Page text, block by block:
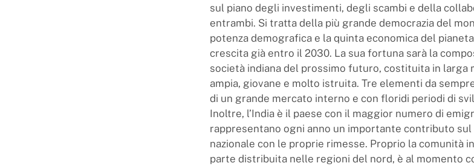
sul piano degli investimenti, degli scambi e della
entrambi. Si tratta della più grande democrazia del
potenza demografica e la quinta economica del
crescita già entro il 2030. La sua fortuna sarà la
società indiana del prossimo futuro, costituita in larga
ampia, giovane e molto istruita. Tre elementi da
di un grande mercato interno e con floridi periodi di
Inoltre, l’India è il paese con il maggior numero di
rappresentano ogni anno un importante contributo sul
nazionale con le proprie rimesse. Proprio la comunità
parte distribuita nelle regioni del nord, è al momento